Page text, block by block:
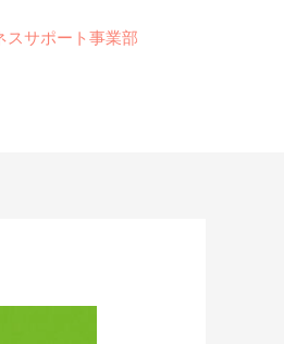
スサポート事業部